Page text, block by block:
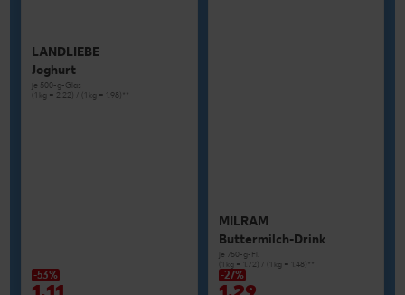
LANDLIEBE
Joghurt
je 500-g-Glas
(1 kg = 2.22) / (1 kg = 1.98)**
-53%
MILRAM
Buttermilch-Drink
je 750-g-Fl.
(1 kg = 1.72) / (1 kg = 1.48)**
-27%